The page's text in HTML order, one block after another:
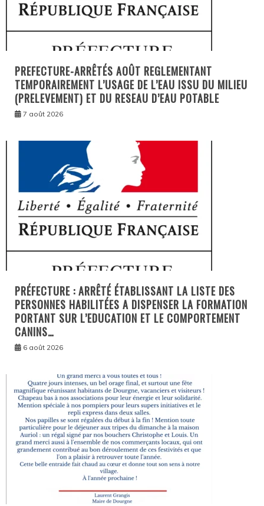
PREFECTURE-ARRÊTÉS AOÛT REGLEMENTANT
TEMPORAIREMENT L’USAGE DE L’EAU ISSU DU MILIEU
(PRELEVEMENT) ET DU RESEAU D’EAU POTABLE
7 août 2026
PRÉFECTURE : ARRÊTÉ ÉTABLISSANT LA LISTE DES
PERSONNES HABILITÉES A DISPENSER LA FORMATION
PORTANT SUR L’EDUCATION ET LE COMPORTEMENT
CANINS…
6 août 2026